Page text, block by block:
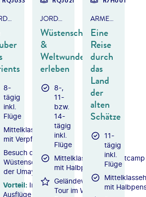
JORDANIEN
8-
tägig
inkl.
Flüge
Mittelklassehotels
mit Verpflegung
Besuch der
Wüstenschlösser
der Umayyaden
Vorteil: Inkl.
Ausflüge &
JORDANIEN
Wüstenschlösser
&
Weltwunder
erleben
8-,
11-
bzw.
14-
tägig
inkl.
Flüge
Mittelklassehotels/Zeltcamp
mit Halbpension
Geländewagen-
Tour im Wadi
ARMENIEN & GEORGIEN
Eine
Reise
durch
das
Land
der
alten
Schätze
11-
tägig
inkl.
Flüge
mit